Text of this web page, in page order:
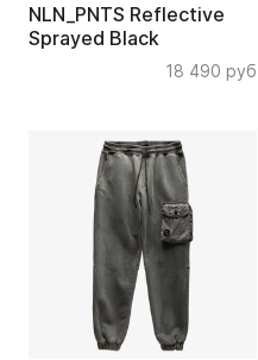
NLN_PNTS Reflective
Sprayed Black
18 490 руб